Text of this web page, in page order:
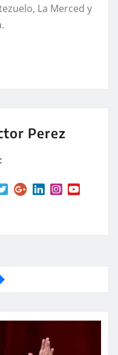
La Merced y
Perez